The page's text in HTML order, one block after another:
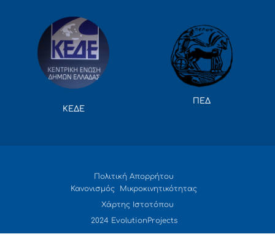
ΚΕΔΕ
ΠΕΔ
Πολιτική Απορρήτου
Κανονισμός Μικροκινητικότητας
Χάρτης Ιστοτόπου
2024 EvolutionProjects